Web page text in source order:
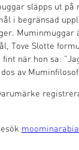
släpps ut på
i begränsad
Muminmuggar
Tove Slotte
när hon sa:
av